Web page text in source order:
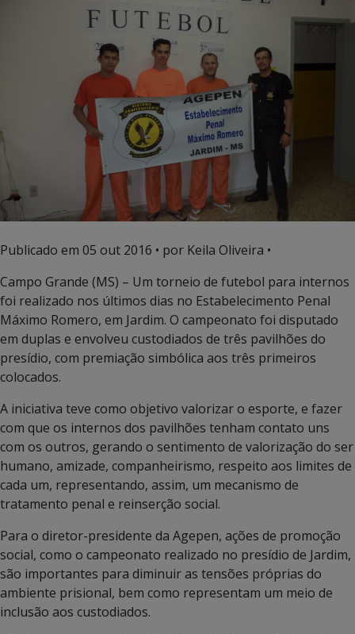
Publicado em 05 out 2016 • por Keila Oliveira •
Campo Grande (MS) – Um torneio de futebol para internos
foi realizado nos últimos dias no Estabelecimento Penal
Máximo Romero, em Jardim. O campeonato foi disputado
em duplas e envolveu custodiados de três pavilhões do
presídio, com premiação simbólica aos três primeiros
colocados.
A iniciativa teve como objetivo valorizar o esporte, e fazer
com que os internos dos pavilhões tenham contato uns
com os outros, gerando o sentimento de valorização do ser
humano, amizade, companheirismo, respeito aos limites de
cada um, representando, assim, um mecanismo de
tratamento penal e reinserção social.
Para o diretor-presidente da Agepen, ações de promoção
social, como o campeonato realizado no presídio de Jardim,
são importantes para diminuir as tensões próprias do
ambiente prisional, bem como representam um meio de
inclusão aos custodiados.